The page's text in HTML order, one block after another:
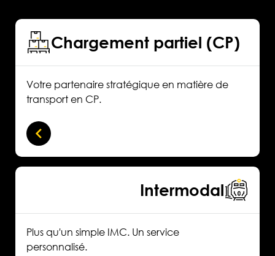
Chargement partiel (CP)
Votre partenaire stratégique en matière de
transport en CP.
Intermodal
Plus qu'un simple IMC. Un service
personnalisé.